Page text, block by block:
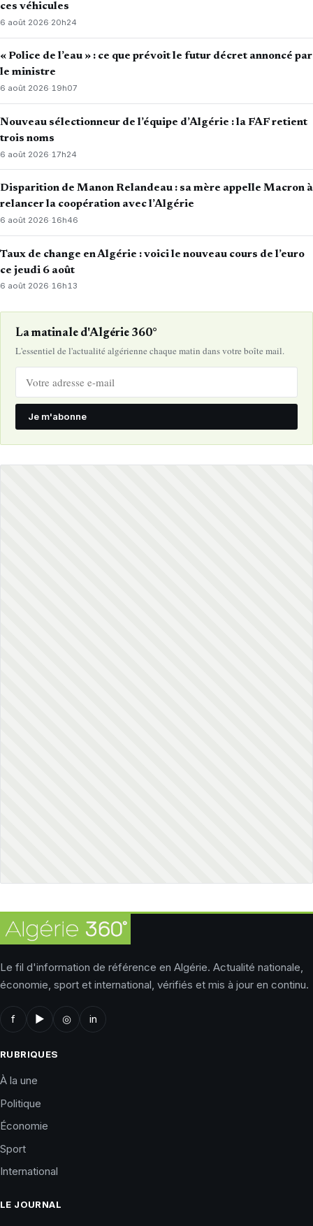
ces véhicules
6 août 2026·20h24
« Police de l’eau » : ce que prévoit le futur décret annoncé par
le ministre
6 août 2026·19h07
Nouveau sélectionneur de l’équipe d’Algérie : la FAF retient
trois noms
6 août 2026· 17h24
Disparition de Manon Relandeau : sa mère appelle Macron à
relancer la coopération avec l’Algérie
6 août 2026·16h46
Taux de change en Algérie : voici le nouveau cours de l’euro
ce jeudi 6 août
6 août 2026·16h13
La matinale d'Algérie 360°
L'essentiel de l'actualité algérienne chaque matin dans votre boîte mail.
Je m'abonne
Le fil d'information de référence en Algérie. Actualité nationale,
économie, sport et international, vérifiés et mis à jour en continu.
f ▶ ◎ in
RUBRIQUES
À la une
Politique
Économie
Sport
International
LE JOURNAL